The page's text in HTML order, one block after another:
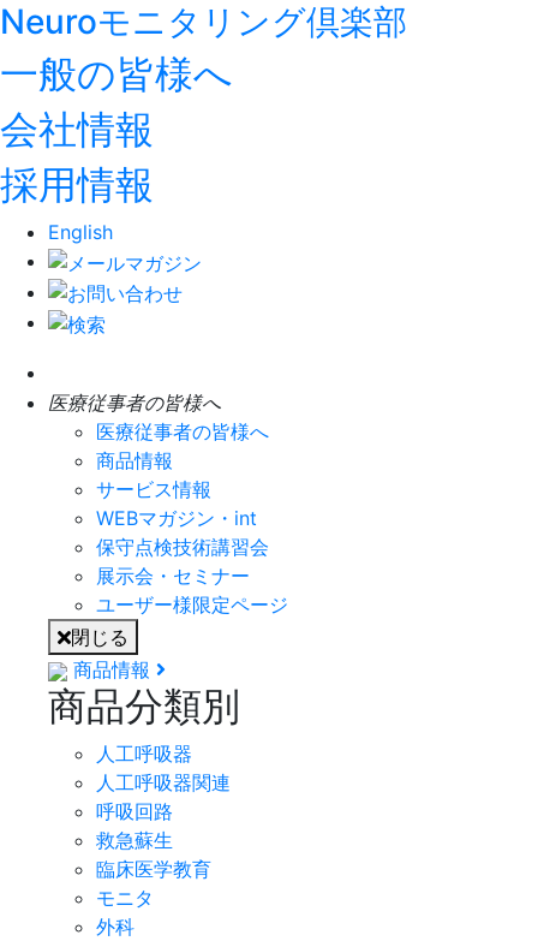
Neuroモニタリング倶楽部
一般の皆様へ
会社情報
採用情報
English
医療従事者の皆様へ
医療従事者の皆様へ
商品情報
サービス情報
WEBマガジン・int
保守点検技術講習会
展示会・セミナー
ユーザー様限定ページ
閉じる
商品情報
商品分類別
人工呼吸器
人工呼吸器関連
呼吸回路
救急蘇生
臨床医学教育
モニタ
外科